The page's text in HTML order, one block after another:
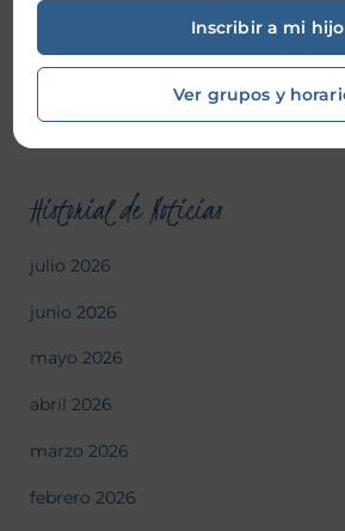
Vida Plena “Hacia la santidad”
Bendición de Ornamentos
Fiesta Patronal 2026
Historial de Noticias
julio 2026
junio 2026
mayo 2026
abril 2026
marzo 2026
febrero 2026
Inscribir a mi hijo
Ver grupos y